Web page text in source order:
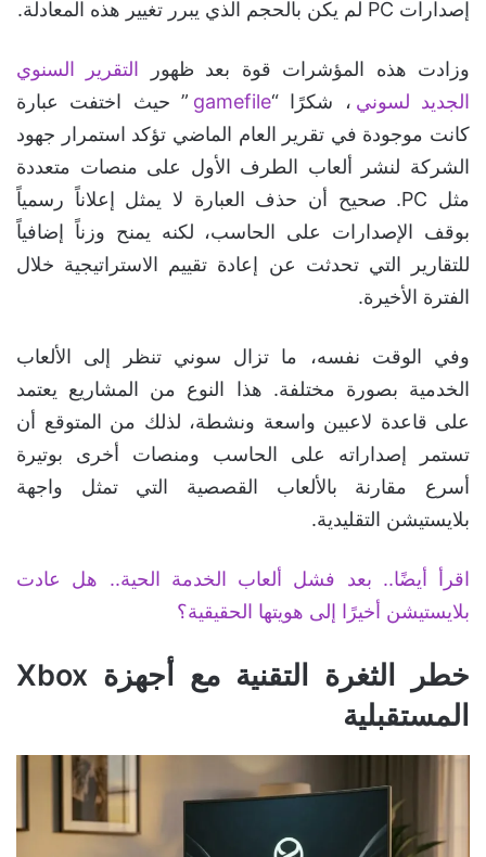
إصدارات PC لم يكن بالحجم الذي يبرر تغيير هذه المعادلة.
وزادت هذه المؤشرات قوة بعد ظهور
التقرير السنوي
الجديد لسوني ، شكرًا “gamefile ” حيث اختفت عبارة
كانت موجودة في تقرير العام الماضي تؤكد استمرار جهود
الشركة لنشر ألعاب الطرف الأول على منصات متعددة
مثل PC. صحيح أن حذف العبارة لا يمثل إعلاناً رسمياً
بوقف الإصدارات على الحاسب، لكنه يمنح وزناً إضافياً
للتقارير التي تحدثت عن إعادة تقييم الاستراتيجية خلال
الفترة الأخيرة.
وفي الوقت نفسه، ما تزال سوني تنظر إلى الألعاب
الخدمية بصورة مختلفة. هذا النوع من المشاريع يعتمد
على قاعدة لاعبين واسعة ونشطة، لذلك من المتوقع أن
تستمر إصداراته على الحاسب ومنصات أخرى بوتيرة
أسرع مقارنة بالألعاب القصصية التي تمثل واجهة
بلايستيشن التقليدية.
اقرأ أيضًا.. بعد فشل ألعاب الخدمة الحية.. هل عادت
بلايستيشن أخيرًا إلى هويتها الحقيقية؟
خطر الثغرة التقنية مع أجهزة Xbox
المستقبلية